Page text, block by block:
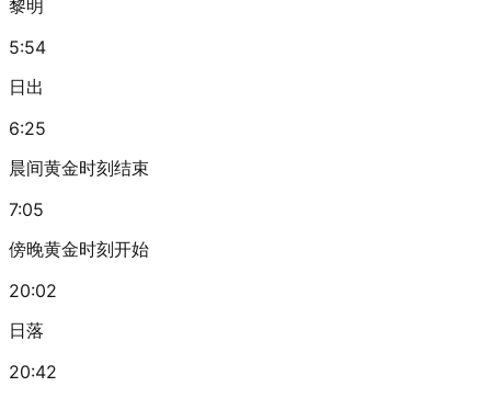
黎明
5:54
日出
6:25
晨间黄金时刻结束
7:05
傍晚黄金时刻开始
20:02
日落
20:42